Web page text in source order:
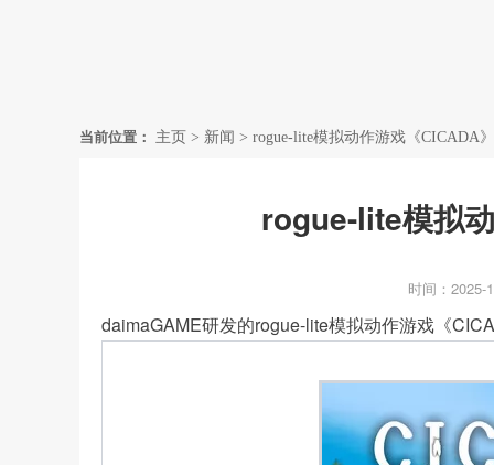
当前位置： 主页 > 新闻 > rogue-lite模拟动作游戏《CICADA
rogue-lite模拟
时间：2025-
daimaGAME研发的rogue-lite模拟动作游戏《